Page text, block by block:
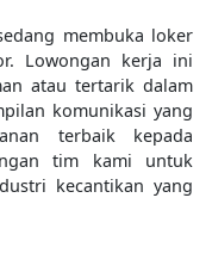
membuka loker
Lowongan kerja ini
atau tertarik dalam
komunikasi yang
terbaik kepada
tim kami untuk
kecantikan yang